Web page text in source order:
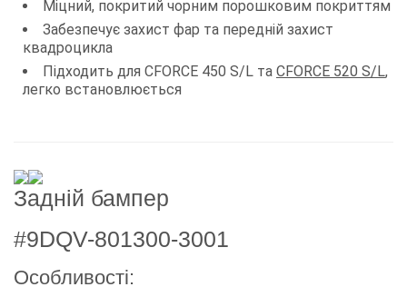
Міцний, покритий чорним порошковим покриттям
Забезпечує захист фар та передній захист
квадроцикла
Підходить для CFORCE 450 S/L та CFORCE 520 S/L,
легко встановлюється
Задній бампер
#9DQV-801300-3001
Особливості: